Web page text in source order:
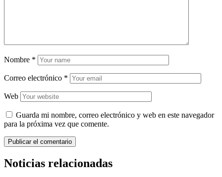
Nombre *
Correo electrónico *
Web
Guarda mi nombre, correo electrónico y web en este navegador
para la próxima vez que comente.
Noticias relacionadas